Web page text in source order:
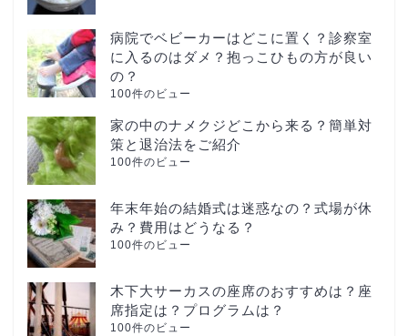
病院でベビーカーはどこに置く？診察室
に入るのはダメ？抱っこひもの方が良い
の？
100件のビュー
家の中のナメクジどこから来る？簡単対
策と退治法をご紹介
100件のビュー
年末年始の結婚式は迷惑なの？式場が休
み？費用はどうなる？
100件のビュー
木下大サーカスの座席のおすすめは？座
席指定は？プログラムは？
100件のビュー